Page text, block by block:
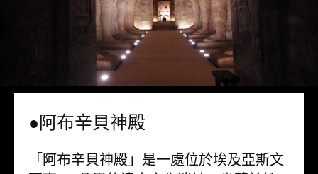
●阿布辛貝神殿
「阿布辛貝神殿」是一處位於埃及亞斯文